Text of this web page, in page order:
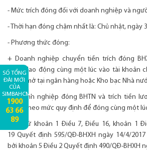
- Mức trích đóng đối với doanh nghiệp và
- Thời hạn đóng chậm nhất là: Chủ nhật, ngày
- Phương thức đóng:
+ Doanh nghiệp chuyển tiền trích đóng
người lao động cùng một lúc vào tài khoản
BHXH mở tại ngân hàng hoặc Kho bạc Nhà
+ Doanh nghiệp đóng BHTN và trích tiền
động theo mức quy định để đóng cùng một
(Căn cứ khoản 1 Điều 7, Điều 16, khoản 1
19 Quyết định 595/QĐ-BHXH ngày 14/4/
bởi khoản 5 Điều 2 Quyết định 490/QĐ-BHXH
SỐ TỔNG
ĐÀI MỚI
CỦA
SIMBAHCM:
1900
63 66
89